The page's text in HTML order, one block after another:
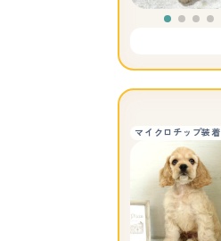
マイクロチップ装着